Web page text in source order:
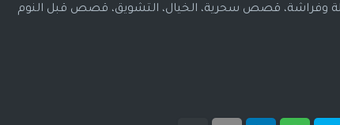
وفراشة، قصص سحرية، الخيال، التشويق، قصص قبل النوم